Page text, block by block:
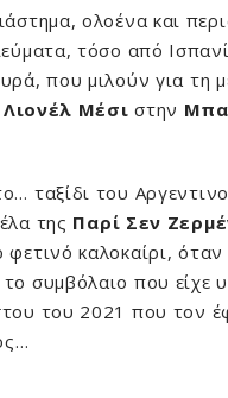
ολοένα και
τόσο από
που μιλούν για τη
Λιονέλ Μέσι στην
ταξίδι του
της Παρί Σεν
καλοκαίρι, όταν
συμβόλαιο που είχε
του 2021 που τον